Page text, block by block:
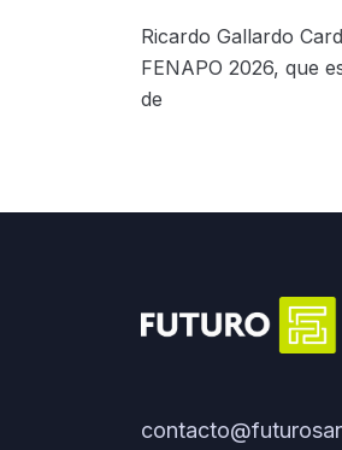
Ricardo Gallardo
FENAPO 2026, que
de